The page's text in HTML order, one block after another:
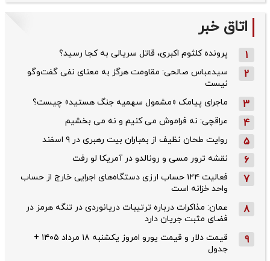
اتاق خبر
1 پرونده کلثوم اکبری، قاتل سریالی به کجا رسید؟
2
سیدعباس صالحی: مقاومت هرگز به معنای نفی گفت‌وگو
نیست
3 ماجرای پیامک «مشمول سهمیه جنگ هستید» چیست؟
4 عراقچی: نه فراموش می کنیم و نه می بخشیم
5 روایت طحان‌ نظیف از بمباران بیت رهبری در ۹ اسفند
6 نقشه ترور مسی و رونالدو در آمریکا لو رفت
7
فعالیت ۱۲۴ حساب ارزی دستگاه‌های اجرایی خارج از حساب
واحد خزانه است
8
عمان: مذاکرات درباره ترتیبات دریانوردی در تنگه هرمز در
فضای مثبت جریان دارد
9
قیمت دلار و قیمت یورو امروز یکشنبه ۱۸ مرداد ۱۴۰۵ +
جدول